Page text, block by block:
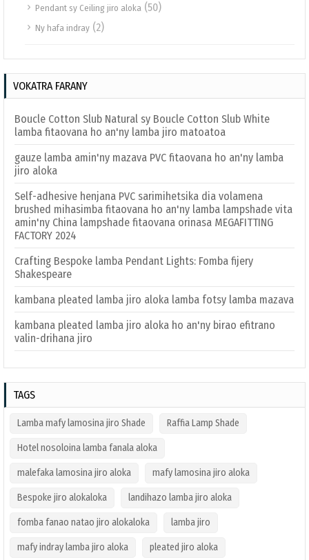
Pendant sy Ceiling jiro aloka (50)
Ny hafa indray (2)
VOKATRA FARANY
Boucle Cotton Slub Natural sy Boucle Cotton Slub White
lamba fitaovana ho an'ny lamba jiro matoatoa
gauze lamba amin'ny mazava PVC fitaovana ho an'ny lamba
jiro aloka
Self-adhesive henjana PVC sarimihetsika dia volamena
brushed mihasimba fitaovana ho an'ny lamba lampshade vita
amin'ny China lampshade fitaovana orinasa MEGAFITTING
FACTORY 2024
Crafting Bespoke lamba Pendant Lights: Fomba fijery
Shakespeare
kambana pleated lamba jiro aloka lamba fotsy lamba mazava
kambana pleated lamba jiro aloka ho an'ny birao efitrano
valin-drihana jiro
TAGS
Lamba mafy lamosina jiro Shade Raffia Lamp Shade
Hotel nosoloina lamba fanala aloka
malefaka lamosina jiro aloka mafy lamosina jiro aloka
Bespoke jiro alokaloka landihazo lamba jiro aloka
fomba fanao natao jiro alokaloka lamba jiro
mafy indray lamba jiro aloka pleated jiro aloka